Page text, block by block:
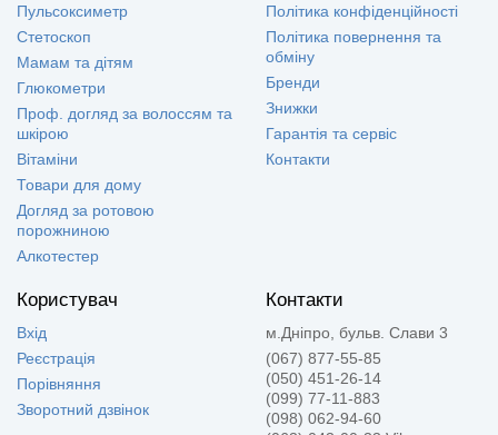
Пульсоксиметр
Стетоскоп
Мамам та дітям
Глюкометри
Проф. догляд за волоссям та
шкірою
Вітаміни
Товари для дому
Догляд за ротовою
порожниною
Алкотестер
Політика конфіденційності
Політика повернення та
обміну
Бренди
Знижки
Гарантія та сервіс
Контакти
Користувач
Вхід
Реєстрація
Порівняння
Зворотний дзвінок
Контакти
м.Дніпро, бульв. Слави 3
(067) 877-55-85
(050) 451-26-14
(099) 77-11-883
(098) 062-94-60